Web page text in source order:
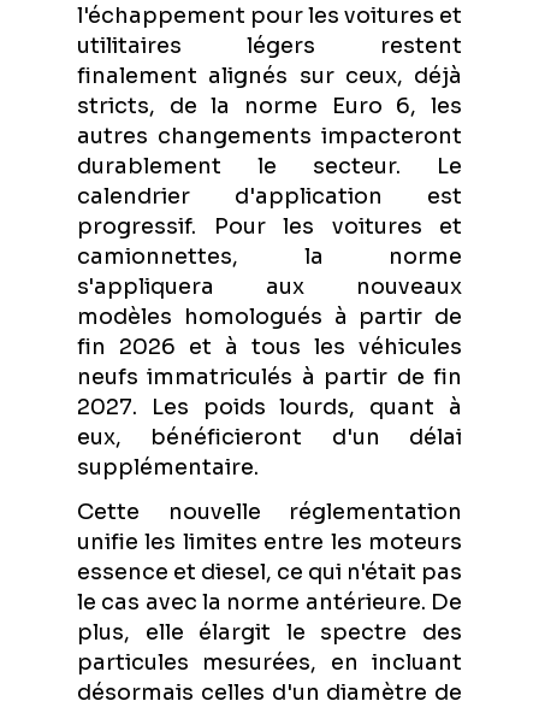
l'échappement pour les voitures et
utilitaires légers restent
finalement alignés sur ceux, déjà
stricts, de la norme Euro 6, les
autres changements impacteront
durablement le secteur. Le
calendrier d'application est
progressif. Pour les voitures et
camionnettes, la norme
s'appliquera aux nouveaux
modèles homologués à partir de
fin 2026 et à tous les véhicules
neufs immatriculés à partir de fin
2027. Les poids lourds, quant à
eux, bénéficieront d'un délai
supplémentaire.
Cette nouvelle réglementation
unifie les limites entre les moteurs
essence et diesel, ce qui n'était pas
le cas avec la norme antérieure. De
plus, elle élargit le spectre des
particules mesurées, en incluant
désormais celles d'un diamètre de